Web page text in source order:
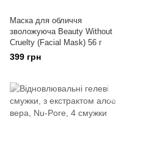
Маска для обличчя
зволожуюча Beauty Without
Cruelty (Facial Mask) 56 г
399 грн